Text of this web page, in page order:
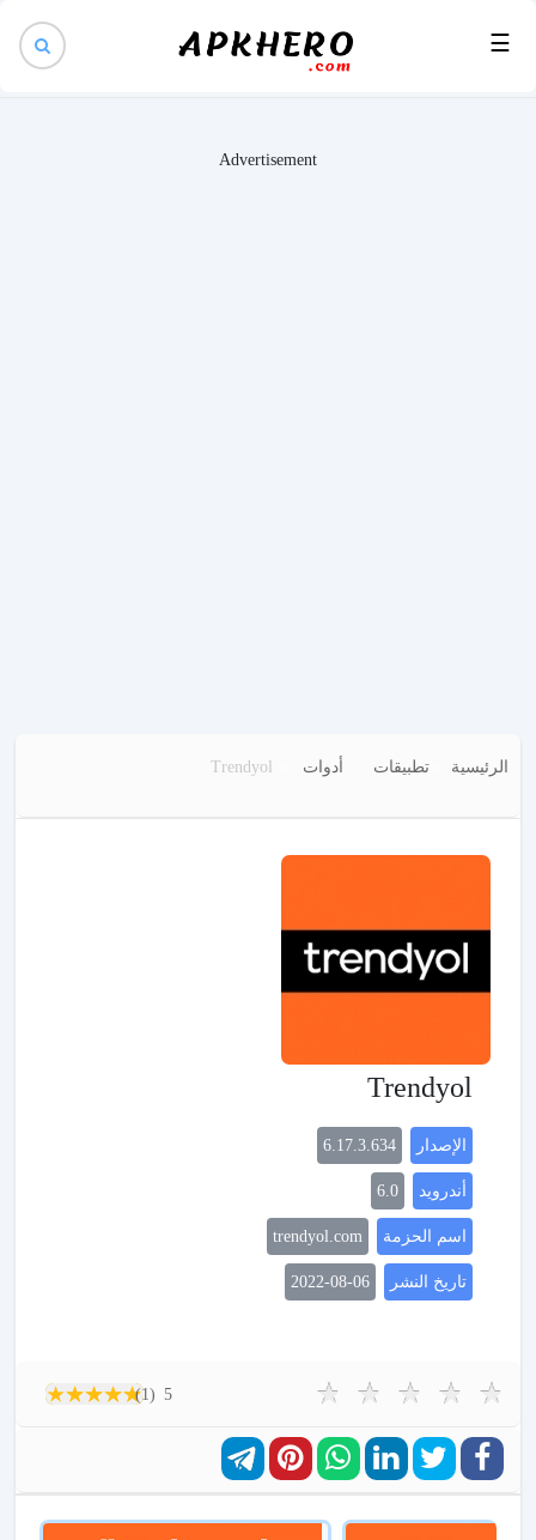
×
☰
Advertisement
الرئيسية تطبيقات أدوات Trendyol
Trendyol
الإصدار 6.17.3.634
أندرويد 6.0
اسم الحزمة trendyol.com
تاريخ النشر 2022-08-06
5
(1)